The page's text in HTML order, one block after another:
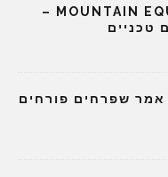
מבחן שטח: MOUNTAIN EQUIPMENT COMICI –
טכניים
אמר שפרחים פורחים